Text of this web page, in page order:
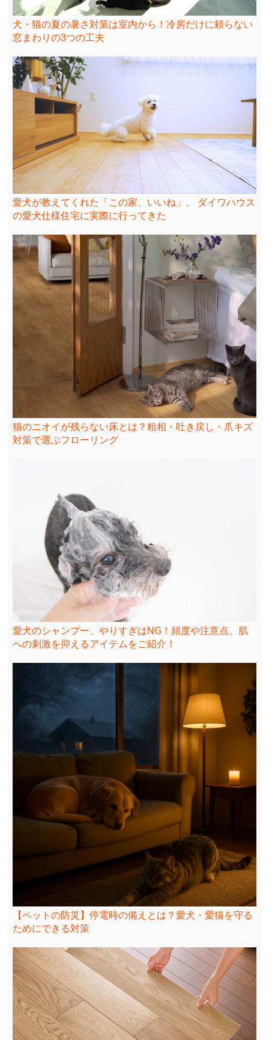
犬・猫の夏の暑さ対策は室内から！冷房だけに頼らない
窓まわりの3つの工夫
愛犬が教えてくれた「この家、いいね」。 ダイワハウス
の愛犬仕様住宅に実際に行ってきた
猫のニオイが残らない床とは？粗相・吐き戻し・爪キズ
対策で選ぶフローリング
愛犬のシャンプー、やりすぎはNG！頻度や注意点、肌
への刺激を抑えるアイテムをご紹介！
【ペットの防災】停電時の備えとは？愛犬・愛猫を守る
ためにできる対策